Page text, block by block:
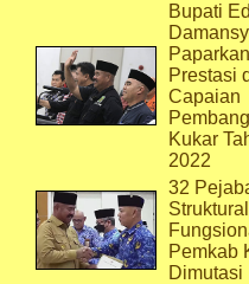
Bupati
Paparkan
Prestasi
Capaian
Kukar
2022
32
Pemkab
Dimutasi